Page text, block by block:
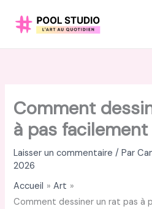
Comment
à pas facilement
Laisser un commentaire / Par
2026
Accueil
Art
Comment dessiner un rat pas à